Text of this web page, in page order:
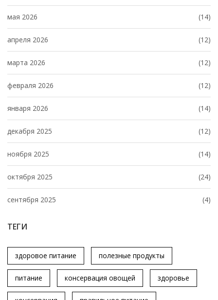
мая 2026 (14)
апреля 2026 (12)
марта 2026 (12)
февраля 2026 (12)
января 2026 (14)
декабря 2025 (12)
ноября 2025 (14)
октября 2025 (24)
сентября 2025 (4)
ТЕГИ
здоровое питание полезные продукты
питание консервация овощей здоровье